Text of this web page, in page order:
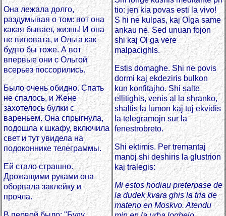
Она лежала долго,
раздумывая о том: вот она
какая бывает, жизнь! И она
не виновата, и Ольга как
будто бы тоже. А вот
впервые они с Ольгой
всерьез поссорились.
Было очень обидно. Спать
не спалось, и Жене
захотелось булки с
вареньем. Она спрыгнула,
подошла к шкафу, включила
свет и тут увидела на
подоконнике телеграммы.
Ей стало страшно.
Дрожащими руками она
оборвала заклейку и
прочла.
tio: jen kia povas esti la vivo!
S hi ne kulpas, kaj Olga same
ankau ne. Sed unuan fojon
shi kaj Ol ga vere
malpacighls.
Estis domaghe. Shi ne povis
dormi kaj ekdeziris bulkon
kun konfitajho. Shi salte
ellitighis, venis al la shranko,
shaltis la lumon kaj tuj ekvidis
la telegramojn sur la
fenestrobreto.
Shi ektimis. Per tremantaj
manoj shi deshiris la glustrion
kaj tralegis:
Mi estos hodiau preterpase de
la dudek kvara ghis la tria de
mateno en Moskvo. Atendu